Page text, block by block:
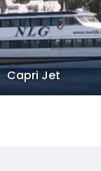
Capri Jet